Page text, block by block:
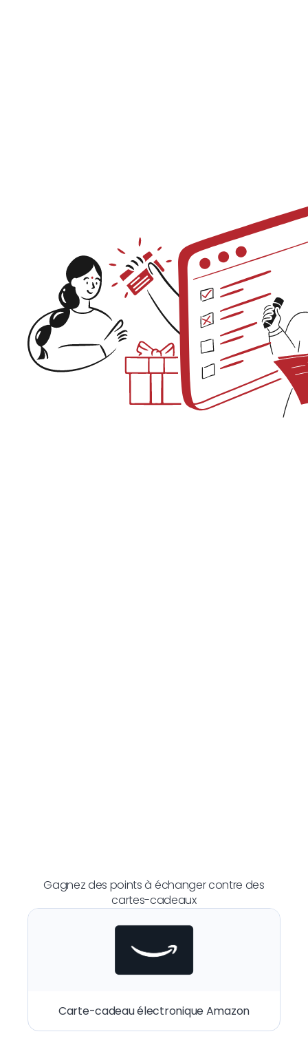
Gagnez des points à échanger contre des
cartes-cadeaux
Carte-cadeau électronique Amazon